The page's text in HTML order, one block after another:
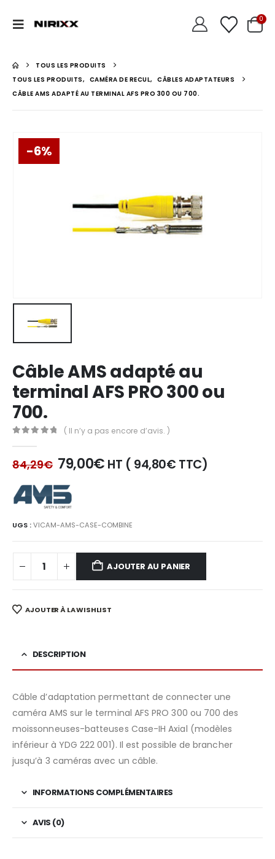
0
TOUS LES PRODUITS
TOUS LES PRODUITS, CAMÉRA DE RECUL, CÂBLES ADAPTATEURS
CÂBLE AMS ADAPTÉ AU TERMINAL AFS PRO 300 OU 700.
-6%
Câble AMS adapté au
terminal AFS PRO 300 ou
700.
( Il n’y a pas encore d’avis. )
84,29€ Le
prix
initial
était :
84,29€.
79,00€Le
prix
79,00€.
HT ( 94,80€ TTC)
UGS :VICAM-AMS-CASE-COMBINE
AJOUTER AU PANIER
AJOUTER À LA WISHLIST
DESCRIPTION
Câble d’adaptation permettant de connecter une
caméra AMS sur le terminal AFS PRO 300 ou 700 des
moissonneuses-batteuses Case-IH Axial (modèles
inférieur à YDG 222 001). Il est possible de brancher
jusqu’à 3 caméras avec un câble.
INFORMATIONS COMPLÉMENTAIRES
AVIS (0)